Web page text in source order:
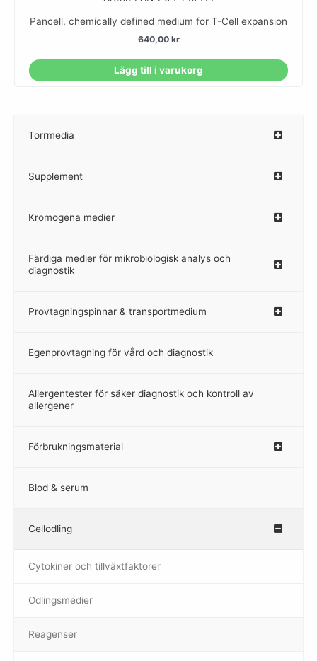
Pancell, chemically defined medium for T-Cell expansion
640,00 kr
Lägg till i varukorg
Torrmedia
–
Supplement
–
Kromogena medier
–
Färdiga medier för mikrobiologisk analys och
diagnostik
Provtagningspinnar & transportmedium
–
Egenprovtagning för vård och diagnostik
–
Allergentester för säker diagnostik och kontroll av
allergener
–
Förbrukningsmaterial
Blod & serum
Cellodling
–
Cytokiner och tillväxtfaktorer
Odlingsmedier
Reagenser